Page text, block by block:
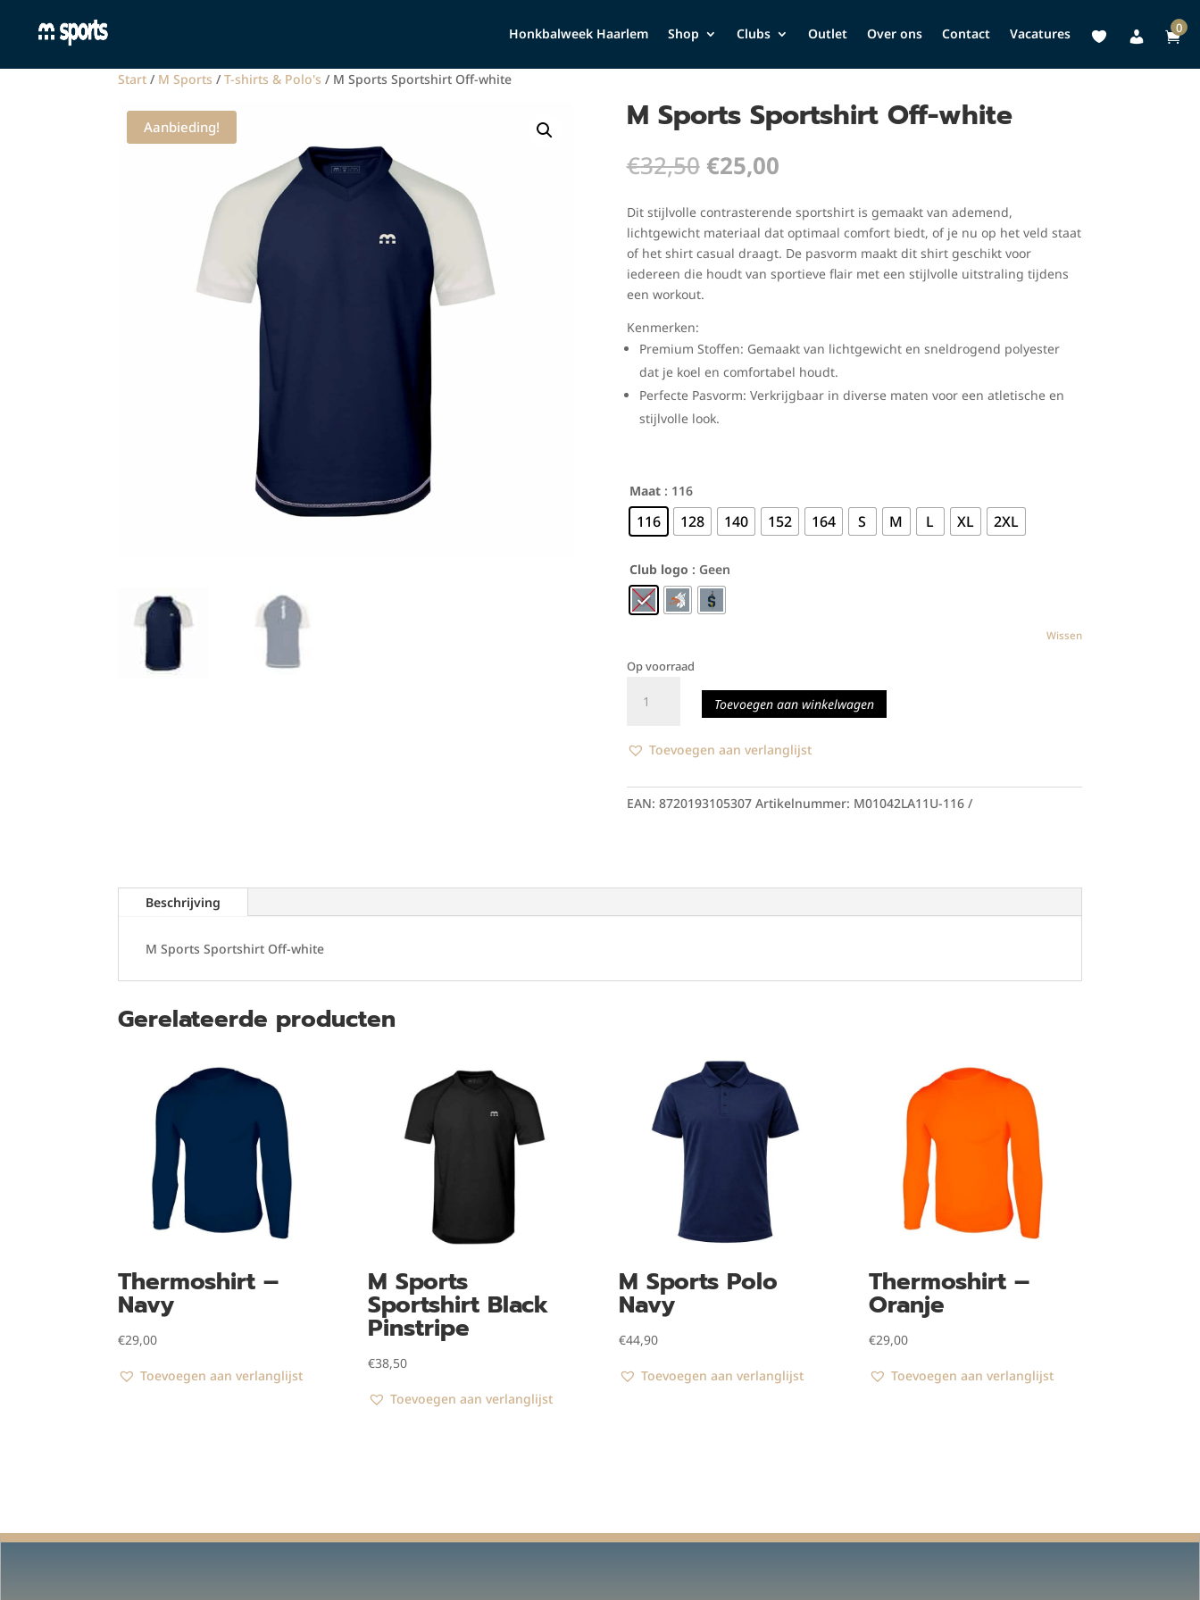
Honkbalweek Haarlem Shop Clubs Outlet Over ons Contact Vacatures 0
Start / M Sports / T-shirts & Polo's / M Sports Sportshirt Off-white
Aanbieding! M Sports Sportshirt Off-white
€32,50 Oorspronkelijke
prijs
was:
€32,50.
€25,00Huidige
is:
€25,00.
Dit stijlvolle contrasterende sportshirt is gemaakt van ademend,
lichtgewicht materiaal dat optimaal comfort biedt, of je nu op het veld staat
of het shirt casual draagt. De pasvorm maakt dit shirt geschikt voor
iedereen die houdt van sportieve flair met een stijlvolle uitstraling tijdens
een workout.
Kenmerken:
Premium Stoffen: Gemaakt van lichtgewicht en sneldrogend polyester
dat je koel en comfortabel houdt.
Perfecte Pasvorm: Verkrijgbaar in diverse maten voor een atletische en
stijlvolle look.
Maat : 116
116 128 140 152 164 S M L XL 2XL
Club logo : Geen
Wissen
Op voorraad
Sports
Off-
aantal
Toevoegen aan winkelwagen
Toevoegen aan verlanglijst
EAN: 8720193105307 Artikelnummer: M01042LA11U-116
Beschrijving
M Sports Sportshirt Off-white
Gerelateerde producten
Thermoshirt –
Navy
€29,00
Toevoegen aan verlanglijst
M Sports
Sportshirt Black
Pinstripe
€38,50
Toevoegen aan verlanglijst
M Sports Polo
Navy
€44,90
Toevoegen aan verlanglijst
Thermoshirt –
Oranje
€29,00
Toevoegen aan verlanglijst